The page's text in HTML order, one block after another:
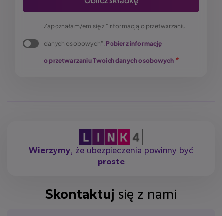
Zapoznałam/em się z "Informacją o przetwarzaniu
danych osobowych". Pobierz informację
o przetwarzaniu Twoich danych osobowych
Wierzymy, że ubezpieczenia powinny być
proste
Skontaktuj się z nami